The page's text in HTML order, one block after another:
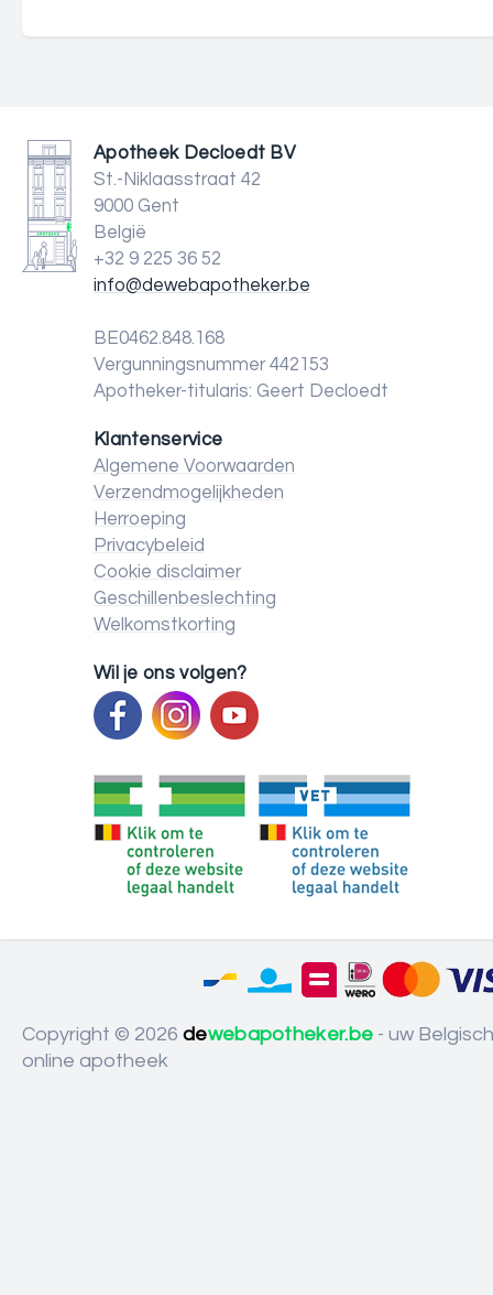
Apotheek Decloedt BV
St.-Niklaasstraat 42
9000 Gent
België
+32 9 225 36 52
info@dewebapotheker.be
BE0462.848.168
Vergunningsnummer 442153
Apotheker-titularis: Geert Decloedt
Klantenservice
Algemene Voorwaarden
Verzendmogelijkheden
Herroeping
Privacybeleid
Cookie disclaimer
Geschillenbeslechting
Welkomstkorting
Wil je ons volgen?
Copyright © 2026 dewebapotheker.be - uw
online apotheek